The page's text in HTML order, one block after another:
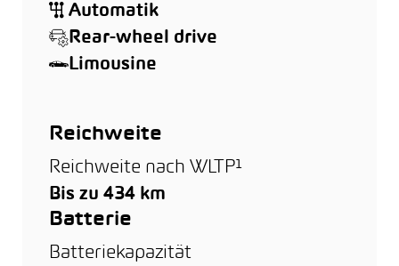
Automatik
Rear-wheel drive
Limousine
Reichweite
Reichweite nach WLTP¹
Bis zu 434 km
Batterie
Batteriekapazität